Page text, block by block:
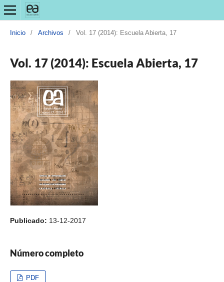
Inicio / Archivos / Vol. 17 (2014): Escuela Abierta, 17
Vol. 17 (2014): Escuela Abierta, 17
Publicado: 13-12-2017
Número completo
PDF